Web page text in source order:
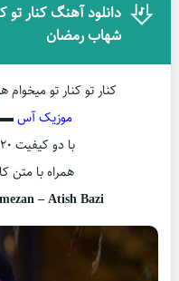
دانلود آهنگ کنار تو
شهاب رمضان
کنار تو کنار تو
موزیک آس
با دو کیفیت ۳۲۰ و ۱۲۸ و لینک مستقیم
همراه با
– Atish Bazi